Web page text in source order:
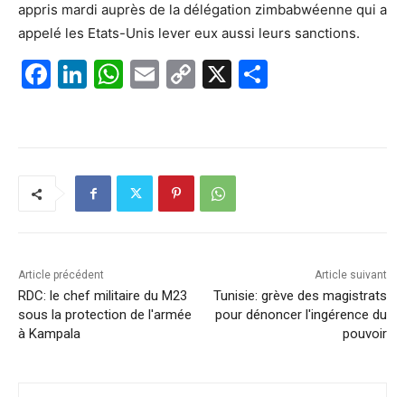
appris mardi auprès de la délégation zimbabwéenne qui a
appelé les Etats-Unis lever eux aussi leurs sanctions.
F
k
Li
dI
n
W
A
p
E
C
Li
n
X
Article précédent
RDC: le chef militaire du M23
sous la protection de l'armée
à Kampala
Article suivant
Tunisie: grève des magistrats
pour dénoncer l'ingérence du
pouvoir